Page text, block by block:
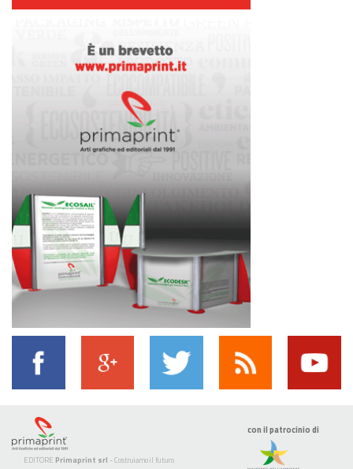
EDITORE Primaprint srl - Costruiamo il futuro
con il patrocinio di